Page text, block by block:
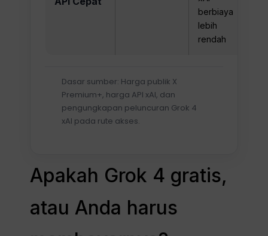
berbiaya
lebih
rendah
Dasar sumber: Harga publik X
Premium+, harga API xAI, dan
pengungkapan peluncuran Grok 4
xAI pada rute akses.
Apakah Grok 4 gratis,
atau Anda harus